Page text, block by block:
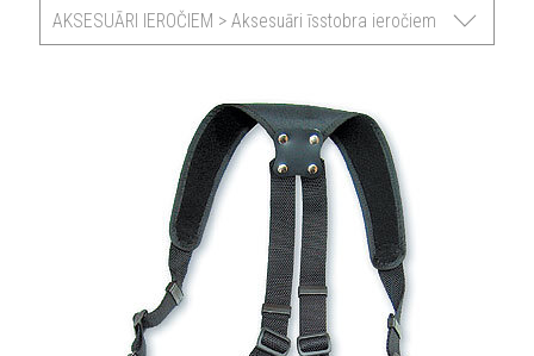
AKSESUĀRI IEROČIEM > Aksesuāri īsstobra ieročiem